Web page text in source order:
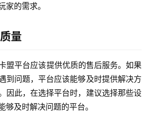
家的需求。
量
盟平台应该提供优质的售后服务。如果
到问题，平台应该能够及时提供解决方
因此，在选择平台时，建议选择那些设
够及时解决问题的平台。